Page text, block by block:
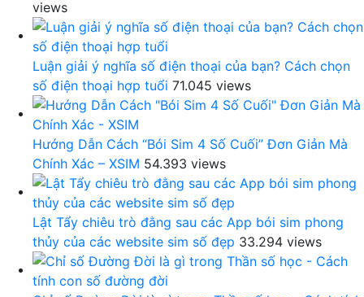
views
Luận giải ý nghĩa số điện thoại của bạn? Cách chọn
số điện thoại hợp tuổi 71.045 views
Hướng Dẫn Cách “Bói Sim 4 Số Cuối” Đơn Giản Mà
Chính Xác – XSIM 54.393 views
Lật Tẩy chiêu trò đằng sau các App bói sim phong
thủy của các website sim số đẹp 33.294 views